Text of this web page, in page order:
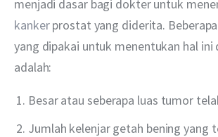
menjadi dasar bagi dokter untuk
kanker prostat yang diderita.
yang dipakai untuk menentukan hal ini
adalah:
Besar atau seberapa luas tumor
Jumlah kelenjar getah bening yang